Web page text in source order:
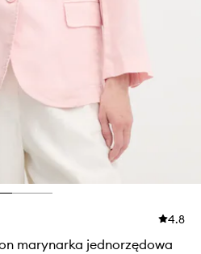
4.8
marynarka jednorzędowa